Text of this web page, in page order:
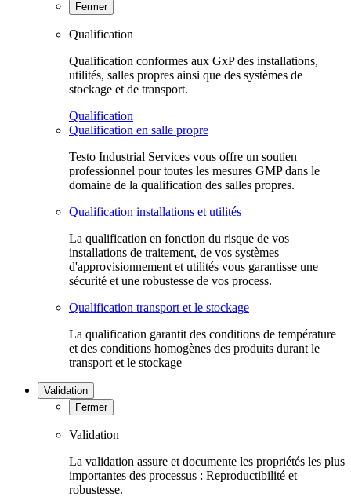
Fermer
Qualification
Qualification conformes aux GxP des installations,
utilités, salles propres ainsi que des systèmes de
stockage et de transport.
Qualification
Qualification en salle propre
Testo Industrial Services vous offre un soutien
professionnel pour toutes les mesures GMP dans le
domaine de la qualification des salles propres.
Qualification installations et utilités
La qualification en fonction du risque de vos
installations de traitement, de vos systèmes
d'approvisionnement et utilités vous garantisse une
sécurité et une robustesse de vos process.
Qualification transport et le stockage
La qualification garantit des conditions de température
et des conditions homogènes des produits durant le
transport et le stockage
Validation
Fermer
Validation
La validation assure et documente les propriétés les plus
importantes des processus : Reproductibilité et
robustesse.